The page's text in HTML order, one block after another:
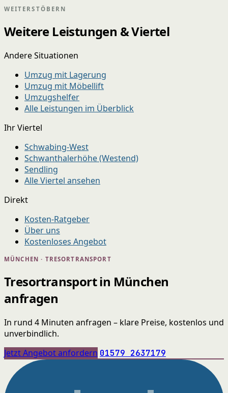
WEITERSTÖBERN
Weitere Leistungen & Viertel
Andere Situationen
Umzug mit Lagerung
Umzug mit Möbellift
Umzugshelfer
Alle Leistungen im Überblick
Ihr Viertel
Schwabing-West
Schwanthalerhöhe (Westend)
Sendling
Alle Viertel ansehen
Direkt
Kosten-Ratgeber
Über uns
Kostenloses Angebot
MÜNCHEN · TRESORTRANSPORT
Tresortransport in München
anfragen
In rund 4 Minuten anfragen – klare Preise, kostenlos und
unverbindlich.
Jetzt Angebot anfordern 01579 2637179